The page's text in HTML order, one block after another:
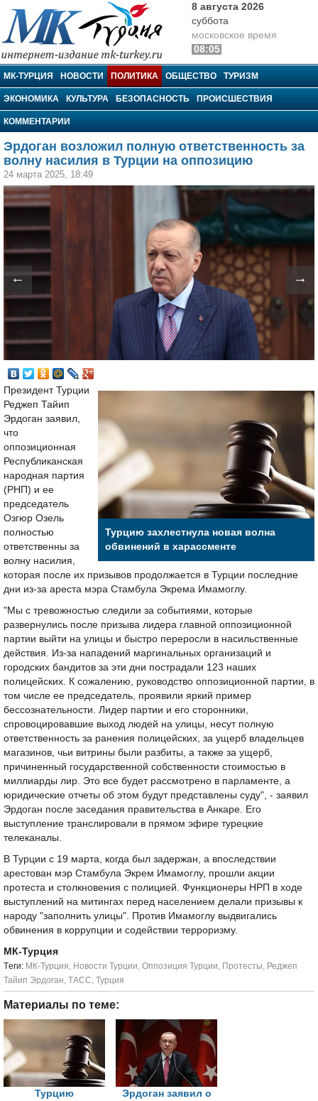
МК-Турция
8 августа 2026
суббота
московское время
08:05
МК-ТУРЦИЯ НОВОСТИ ПОЛИТИКА ОБЩЕСТВО ТУРИЗМ
ЭКОНОМИКА КУЛЬТУРА БЕЗОПАСНОСТЬ ПРОИСШЕСТВИЯ
КОММЕНТАРИИ
Эрдоган возложил полную ответственность за
волну насилия в Турции на оппозицию
24 марта 2025, 18:49
← →
Турцию захлестнула новая волна
обвинений в харассменте
Президент Турции
Реджеп Тайип
Эрдоган заявил,
что
оппозиционная
Республиканская
народная партия
(РНП) и ее
председатель
Озгюр Озель
полностью
ответственны за
волну насилия,
которая после их призывов продолжается в Турции последние
дни из-за ареста мэра Стамбула Экрема Имамоглу.
"Мы с тревожностью следили за событиями, которые
развернулись после призыва лидера главной оппозиционной
партии выйти на улицы и быстро переросли в насильственные
действия. Из-за нападений маргинальных организаций и
городских бандитов за эти дни пострадали 123 наших
полицейских. К сожалению, руководство оппозиционной партии, в
том числе ее председатель, проявили яркий пример
бессознательности. Лидер партии и его сторонники,
спровоцировавшие выход людей на улицы, несут полную
ответственность за ранения полицейских, за ущерб владельцев
магазинов, чьи витрины были разбиты, а также за ущерб,
причиненный государственной собственности стоимостью в
миллиарды лир. Это все будет рассмотрено в парламенте, а
юридические отчеты об этом будут представлены суду", - заявил
Эрдоган после заседания правительства в Анкаре. Его
выступление транслировали в прямом эфире турецкие
телеканалы.
В Турции с 19 марта, когда был задержан, а впоследствии
арестован мэр Стамбула Экрем Имамоглу, прошли акции
протеста и столкновения с полицией. Функционеры НРП в ходе
выступлений на митингах перед населением делали призывы к
народу "заполнить улицы". Против Имамоглу выдвигались
обвинения в коррупции и содействии терроризму.
МК-Турция
Tеги: МК-Турция, Новости Турции, Оппозиция Турции, Протесты, Реджеп
Тайип Эрдоган, ТАСС, Турция
Материалы по теме:
Турцию
Эрдоган заявил о